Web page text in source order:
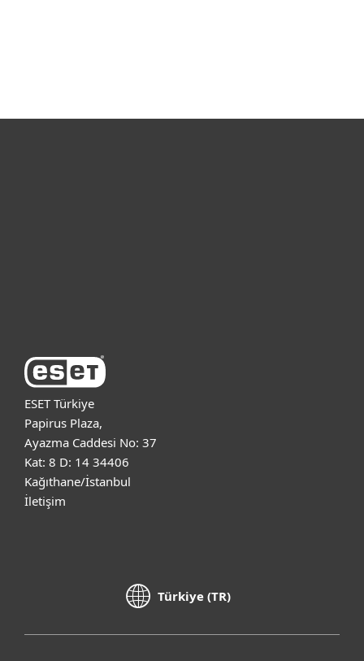
ESET Türkiye
Papirus Plaza,
Ayazma Caddesi No: 37
Kat: 8 D: 14 34406
Kağıthane/İstanbul
İletişim
Türkiye (TR)